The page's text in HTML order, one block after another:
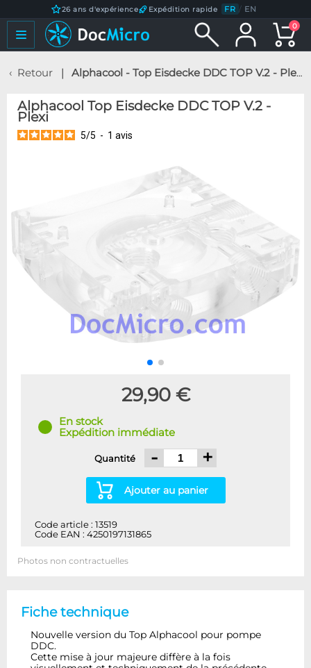
26 ans d'expérience Expédition rapide FR / EN
0
Retour Alphacool - Top Eisdecke DDC TOP V.2 - Plexi
Alphacool Top Eisdecke DDC TOP V.2 -
Plexi
5/5 - 1 avis
29,90 €
En stock
Expédition immédiate
Quantité - +
Ajouter au panier
Code article : 13519
Code EAN : 4250197131865
Photos non contractuelles
Fiche technique
Nouvelle version du Top Alphacool pour pompe
DDC.
Cette mise à jour majeure diffère à la fois